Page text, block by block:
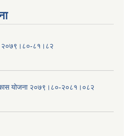
२०७९।८०-८१।८२
योजना २०७९।८०-२०८१।०८२